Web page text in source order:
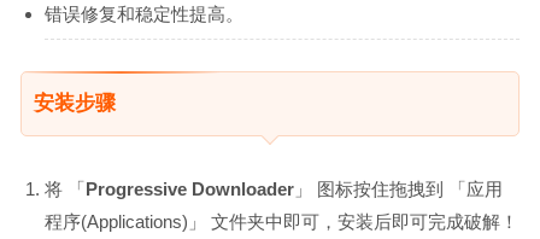
错误修复和稳定性提高。
安装步骤
将 「Progressive Downloader 」 图标按住拖拽到 「应用
程序(Applications)」 文件夹中即可，安装后即可完成破解！